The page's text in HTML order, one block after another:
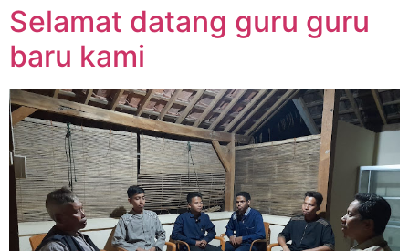
Selamat datang guru guru
baru kami